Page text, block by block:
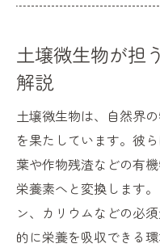
設計型微生物の
設計型微生物
環境配慮型農
特徴
設計型微生物
の実例
土壌微生物が
土壌微生物が担
解説
土壌微生物は、自然界
を果たしています。彼
葉や作物残渣などの有
栄養素へと変換します
ン、カリウムなどの必
的に栄養を吸収できる環